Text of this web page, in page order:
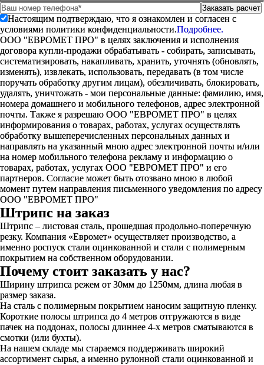
Настоящим подтверждаю, что я ознакомлен и согласен с
условиями политики конфиденциальности.Подробнее.
ООО "ЕВРОМЕТ ПРО" в целях заключения и исполнения
договора купли-продажи обрабатывать - собирать, записывать,
систематизировать, накапливать, хранить, уточнять (обновлять,
изменять), извлекать, использовать, передавать (в том числе
поручать обработку другим лицам), обезличивать, блокировать,
удалять, уничтожать - мои персональные данные: фамилию, имя,
номера домашнего и мобильного телефонов, адрес электронной
почты. Также я разрешаю ООО "ЕВРОМЕТ ПРО" в целях
информирования о товарах, работах, услугах осуществлять
обработку вышеперечисленных персональных данных и
направлять на указанный мною адрес электронной почты и/или
на номер мобильного телефона рекламу и информацию о
товарах, работах, услугах ООО "ЕВРОМЕТ ПРО" и его
партнеров. Согласие может быть отозвано мною в любой
момент путем направления письменного уведомления по адресу
ООО "ЕВРОМЕТ ПРО"
Штрипс на заказ
Штрипс – листовая сталь, прошедшая продольно-поперечную
резку. Компания «Евромет» осуществляет производство, а
именно роспуск стали оцинкованной и стали с полимерным
покрытием на собственном оборудовании.
Почему стоит заказать у нас?
Ширину штрипса режем от 30мм до 1250мм, длина любая в
размер заказа.
На сталь с полимерным покрытием наносим защитную пленку.
Короткие полосы штрипса до 4 метров отгружаются в виде
пачек на поддонах, полосы длиннее 4-х метров сматываются в
смотки (или бухты).
На нашем складе мы стараемся поддерживать широкий
ассортимент сырья, а именно рулонной стали оцинкованной и